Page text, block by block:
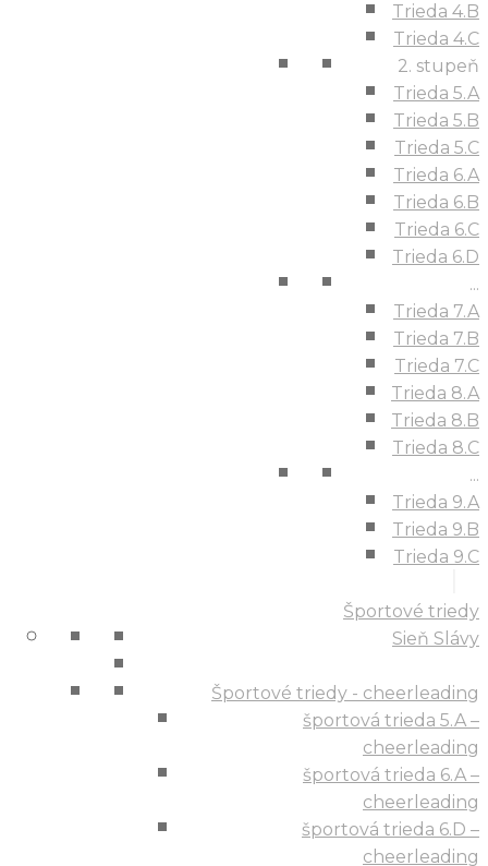
Trieda 4.B
Trieda 4.C
2. stupeň
Trieda 5.A
Trieda 5.B
Trieda 5.C
Trieda 6.A
Trieda 6.B
Trieda 6.C
Trieda 6.D
...
Trieda 7.A
Trieda 7.B
Trieda 7.C
Trieda 8.A
Trieda 8.B
Trieda 8.C
...
Trieda 9.A
Trieda 9.B
Trieda 9.C
Športové triedy
Sieň Slávy
Športové triedy - cheerleading
športová trieda 5.A –
cheerleading
športová trieda 6.A –
cheerleading
športová trieda 6.D –
cheerleading